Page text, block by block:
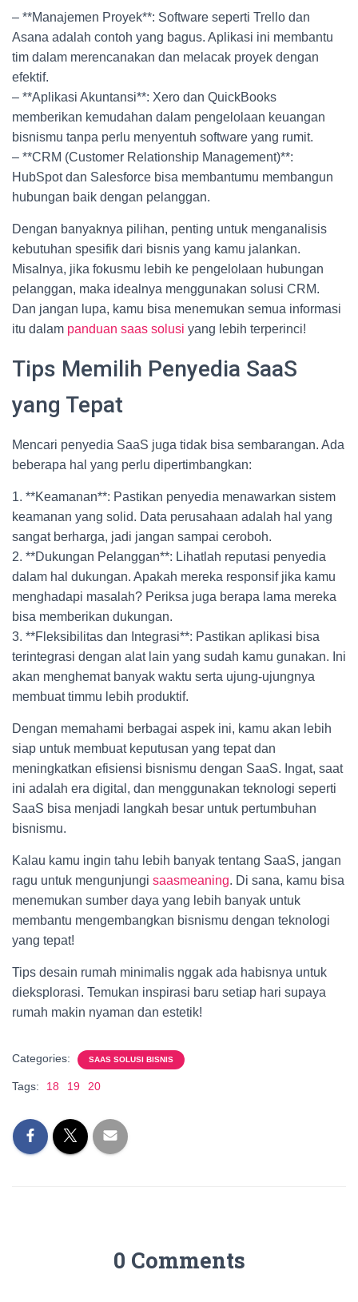
– **Manajemen Proyek**: Software seperti Trello dan
Asana adalah contoh yang bagus. Aplikasi ini membantu
tim dalam merencanakan dan melacak proyek dengan
efektif.
– **Aplikasi Akuntansi**: Xero dan QuickBooks
memberikan kemudahan dalam pengelolaan keuangan
bisnismu tanpa perlu menyentuh software yang rumit.
– **CRM (Customer Relationship Management)**:
HubSpot dan Salesforce bisa membantumu membangun
hubungan baik dengan pelanggan.
Dengan banyaknya pilihan, penting untuk menganalisis
kebutuhan spesifik dari bisnis yang kamu jalankan.
Misalnya, jika fokusmu lebih ke pengelolaan hubungan
pelanggan, maka idealnya menggunakan solusi CRM.
Dan jangan lupa, kamu bisa menemukan semua informasi
itu dalam panduan saas solusi yang lebih terperinci!
Tips Memilih Penyedia SaaS
yang Tepat
Mencari penyedia SaaS juga tidak bisa sembarangan. Ada
beberapa hal yang perlu dipertimbangkan:
1. **Keamanan**: Pastikan penyedia menawarkan sistem
keamanan yang solid. Data perusahaan adalah hal yang
sangat berharga, jadi jangan sampai ceroboh.
2. **Dukungan Pelanggan**: Lihatlah reputasi penyedia
dalam hal dukungan. Apakah mereka responsif jika kamu
menghadapi masalah? Periksa juga berapa lama mereka
bisa memberikan dukungan.
3. **Fleksibilitas dan Integrasi**: Pastikan aplikasi bisa
terintegrasi dengan alat lain yang sudah kamu gunakan. Ini
akan menghemat banyak waktu serta ujung-ujungnya
membuat timmu lebih produktif.
Dengan memahami berbagai aspek ini, kamu akan lebih
siap untuk membuat keputusan yang tepat dan
meningkatkan efisiensi bisnismu dengan SaaS. Ingat, saat
ini adalah era digital, dan menggunakan teknologi seperti
SaaS bisa menjadi langkah besar untuk pertumbuhan
bisnismu.
Kalau kamu ingin tahu lebih banyak tentang SaaS, jangan
ragu untuk mengunjungi saasmeaning. Di sana, kamu bisa
menemukan sumber daya yang lebih banyak untuk
membantu mengembangkan bisnismu dengan teknologi
yang tepat!
Tips desain rumah minimalis nggak ada habisnya untuk
dieksplorasi. Temukan inspirasi baru setiap hari supaya
rumah makin nyaman dan estetik!
Categories: SAAS SOLUSI BISNIS
Tags: 18 19 20
0 Comments